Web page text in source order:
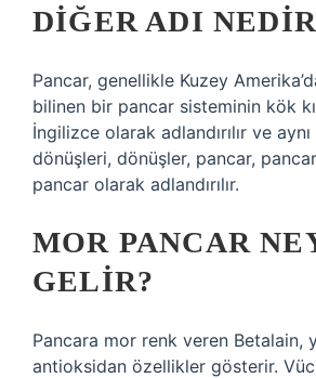
DIĞER ADI
Pancar, genellikle Kuzey
bilinen bir pancar sisteminin kök
İngilizce olarak adlandırılır ve
dönüşleri, dönüşler, pancar,
pancar olarak adlandırılır.
MOR PANCAR
GELIR?
Pancara mor renk veren Betalain,
antioksidan özellikler gösterir.